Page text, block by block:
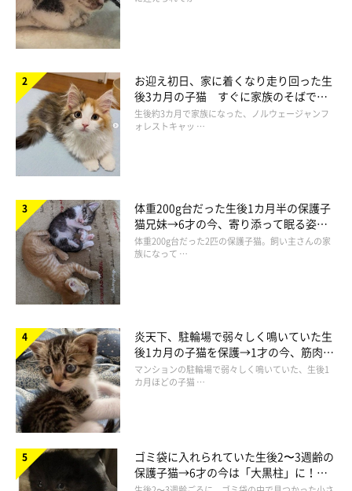
しょうがないけど困っちゃう…（笑）
お迎え初日、家に着くなり走り回った生
後3カ月の子猫 すぐに家族のそばで落
ち着く姿に「迎えてよかった」
生後約3カ月で家族になった、ノルウェージャンフ
ォレストキャッ …
体重200g台だった生後1カ月半の保護子
猫兄妹→6才の今、寄り添って眠る姿に
ほっこり！
体重200g台だった2匹の保護子猫。飼い主さんの家
族になって …
炎天下、駐輪場で弱々しく鳴いていた生
後1カ月の子猫を保護→1才の今、筋肉質
でツンデレなコに成長
マンションの駐輪場で弱々しく鳴いていた、生後1
カ月ほどの子猫 …
ゴミ袋に入れられていた生後2〜3週齢の
保護子猫→6才の今は「大黒柱」に！
美しい黒猫に成長した姿にグッとくる